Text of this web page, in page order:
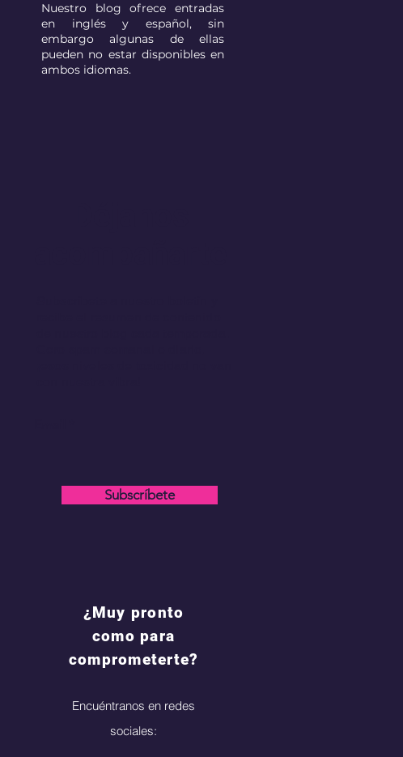
Nuestro blog ofrece entradas
en inglés y español, sin
embargo algunas de ellas
pueden no estar disponibles en
ambos idiomas.
¿Muy pronto
como para
comprometerte?
Encuéntranos en redes
sociales:
Subscríbete